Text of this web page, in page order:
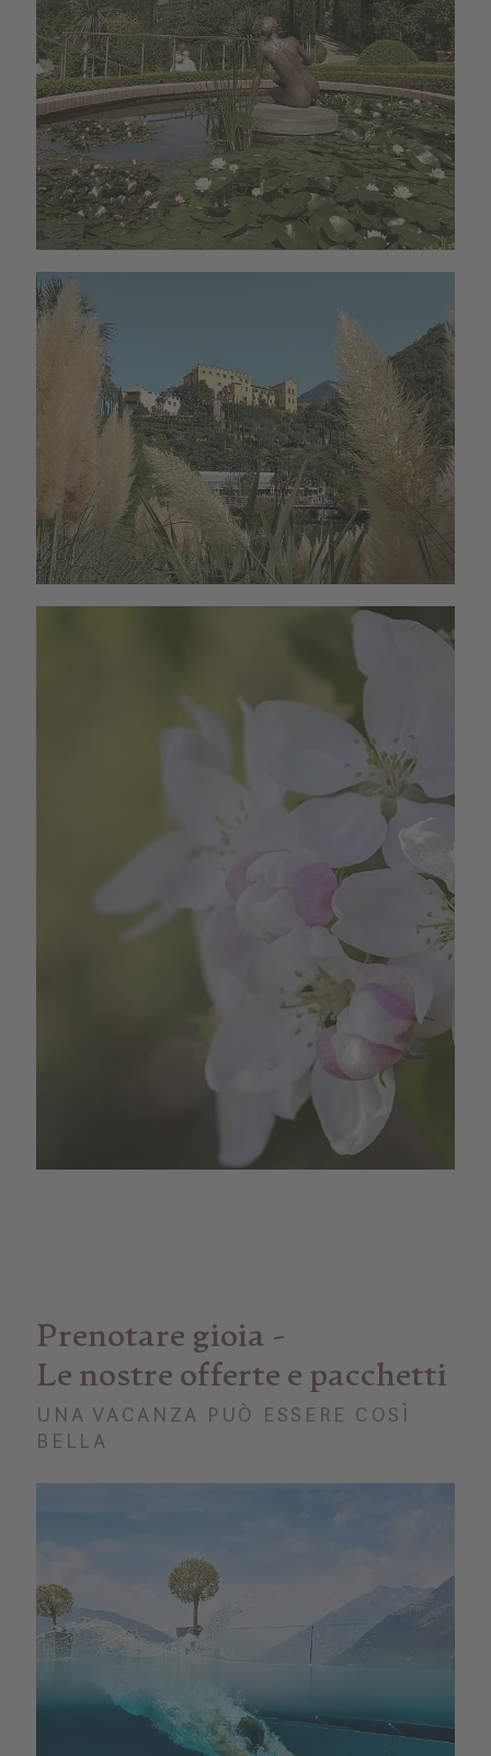
Prenotare gioia -
Le nostre offerte e pacchetti
UNA VACANZA PUÒ ESSERE COSÌ
BELLA